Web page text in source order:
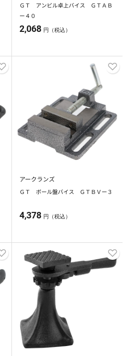
ＧＴ アンビル卓上バイス ＧＴＡＢ
ー４０
2,068 円（税込）
アークランズ
ＧＴ ボール盤バイス ＧＴＢＶー３
4,378 円（税込）